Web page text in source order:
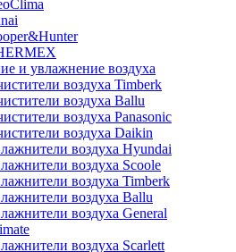
и увлажнение воздуха
воздуха Timberk
воздуха Ballu
воздуха Panasonic
воздуха Daikin
воздуха Hyundai
воздуха Scoole
воздуха Timberk
воздуха Ballu
воздуха General
воздуха Scarlett